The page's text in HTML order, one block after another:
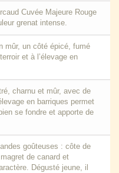
Cuvée Majeure Rouge
grenat intense.
mûr, un côté épicé, fumé
et à l’élevage en
charnu et mûr, avec de
en barriques permet
se fondre et apporte de
goûteuses : côte de
de canard et
Dégusté jeune, il